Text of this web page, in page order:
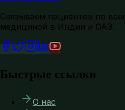
Связываем пациентов по
медициной в Индии и ОАЭ.
Быстрые ссылки
О нас